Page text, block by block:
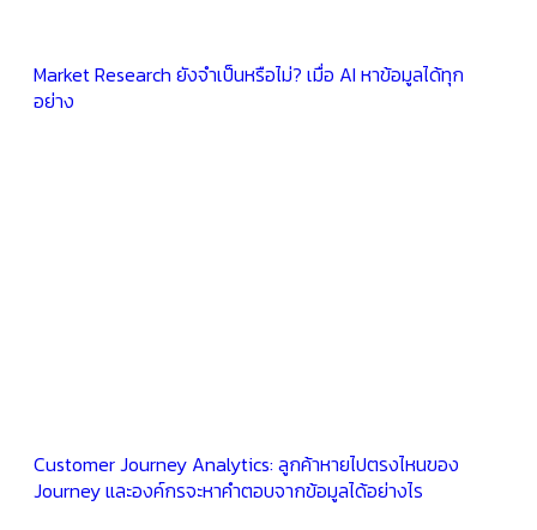
Market Research ยังจำเป็นหรือไม่? เมื่อ AI หาข้อมูลได้ทุก
อย่าง
Customer Journey Analytics: ลูกค้าหายไปตรงไหนของ
Journey และองค์กรจะหาคำตอบจากข้อมูลได้อย่างไร